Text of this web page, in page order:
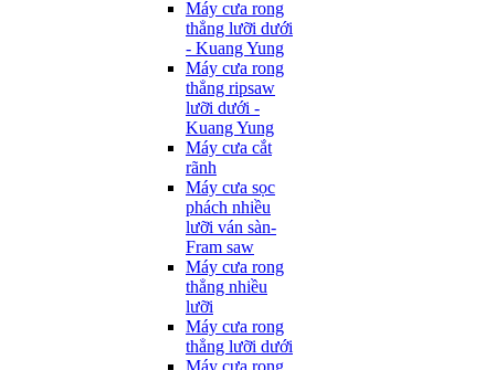
Máy cưa rong
thẳng lưỡi dưới
- Kuang Yung
Máy cưa rong
thẳng ripsaw
lưỡi dưới -
Kuang Yung
Máy cưa cắt
rãnh
Máy cưa sọc
phách nhiều
lưỡi ván sàn-
Fram saw
Máy cưa rong
thẳng nhiều
lưỡi
Máy cưa rong
thẳng lưỡi dưới
Máy cưa rong